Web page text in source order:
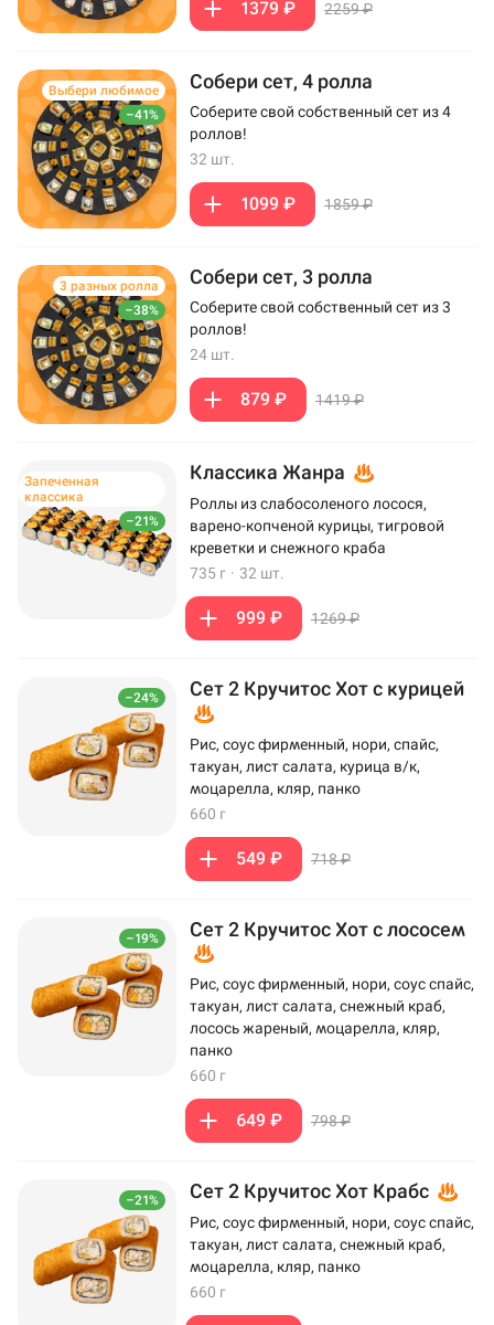
1379 ₽ 2259 ₽
–41%
Выбери любимое Собери сет, 4 ролла
Соберите свой собственный сет из 4
роллов!
32 шт.
1099 ₽ 1859 ₽
–38%
3 разных ролла Собери сет, 3 ролла
Соберите свой собственный сет из 3
роллов!
24 шт.
879 ₽ 1419 ₽
–21%
Запеченная
классика
Классика Жанра
Роллы из слабосоленого лосося,
варено-копченой курицы, тигровой
креветки и снежного краба
735 г · 32 шт.
999 ₽ 1269 ₽
–24% Сет 2 Кручитос Хот с курицей
Рис, соус фирменный, нори, спайс,
такуан, лист салата, курица в/к,
моцарелла, кляр, панко
660 г
549 ₽ 718 ₽
–19% Сет 2 Кручитос Хот с лососем
Рис, соус фирменный, нори, соус спайс,
такуан, лист салата, снежный краб,
лосось жареный, моцарелла, кляр,
панко
660 г
649 ₽ 798 ₽
–21% Сет 2 Кручитос Хот Крабс
Рис, соус фирменный, нори, соус спайс,
такуан, лист салата, снежный краб,
моцарелла, кляр, панко
660 г